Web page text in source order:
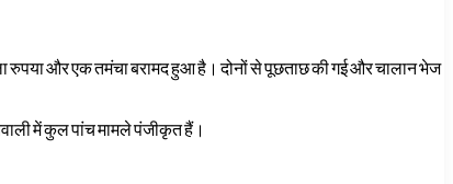
रुपया और एक तमंचा बरामद हुआ है। दोनों से पूछताछ की गई और चालान भेज
में कुल पांच मामले पंजीकृत हैं।